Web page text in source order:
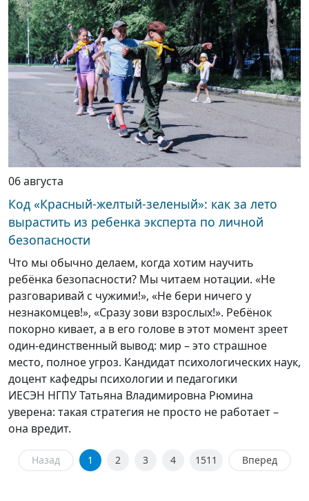
06 августа
Код «Красный-желтый-зеленый»: как за лето
вырастить из ребенка эксперта по личной
безопасности
Что мы обычно делаем, когда хотим научить
ребёнка безопасности? Мы читаем нотации. «Не
разговаривай с чужими!», «Не бери ничего у
незнакомцев!», «Сразу зови взрослых!». Ребёнок
покорно кивает, а в его голове в этот момент зреет
один-единственный вывод: мир – это страшное
место, полное угроз. Кандидат психологических наук,
доцент кафедры психологии и педагогики
ИЕСЭН НГПУ Татьяна Владимировна Рюмина
уверена: такая стратегия не просто не работает –
она вредит.
Назад 1 2 3 4 1511 Вперед